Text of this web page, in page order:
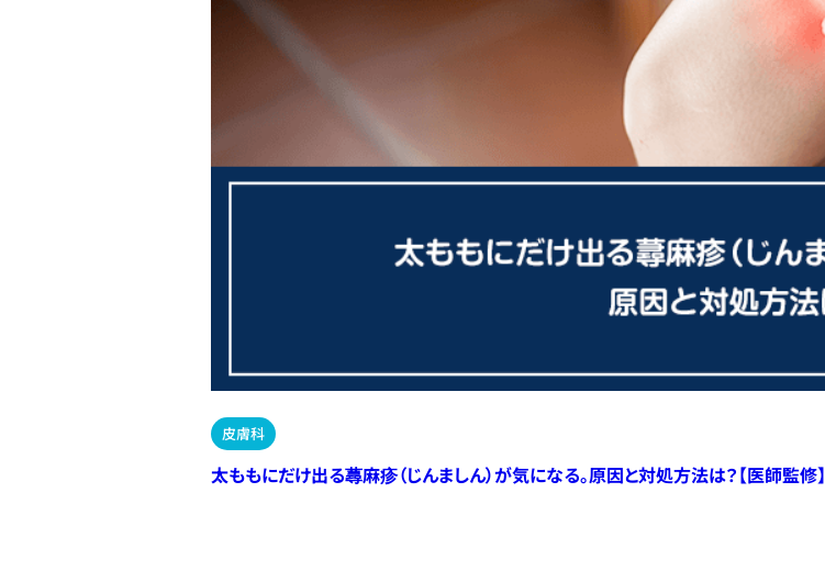
皮膚科
太ももにだけ出る蕁麻疹（じんましん）が気になる。原因と対処方法は？【医師監修】